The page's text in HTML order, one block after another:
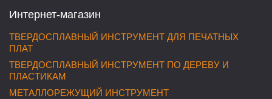
Интернет-магазин
ТВЕРДОСПЛАВНЫЙ ИНСТРУМЕНТ ДЛЯ ПЕЧАТНЫХ
ПЛАТ
ТВЕРДОСПЛАВНЫЙ ИНСТРУМЕНТ ПО ДЕРЕВУ И
ПЛАСТИКАМ
МЕТАЛЛОРЕЖУЩИЙ ИНСТРУМЕНТ